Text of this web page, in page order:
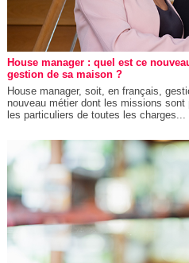
House manager : quel est ce
gestion de sa maison ?
House manager, soit, en français,
nouveau métier dont les missions
les particuliers de toutes les charges...